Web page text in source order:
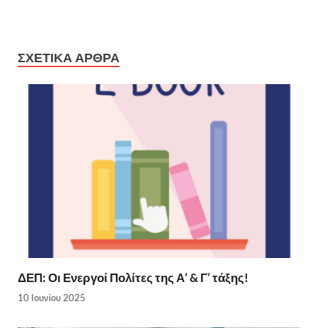
ΣΧΕΤΙΚΆ ΆΡΘΡΑ
ΔΕΠ: Οι Ενεργοί Πολίτες της Α’ & Γ’ τάξης!
10 Ιουνίου 2025